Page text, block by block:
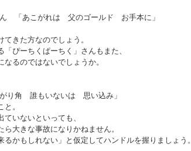
「あこがれは 父のゴールド お手本に」
きた方なのでしょう。
ぴーちくぱーちく」さんもまた、
るのではないでしょうか。
がり角 誰もいないは 思い込み」
。
いないといっても、
大きな事故になりかねません。
るかもしれない」と仮定してハンドルを握りましょう。